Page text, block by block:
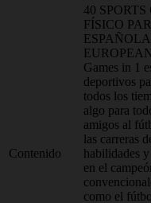
Contenido
40
FÍSICO
Games in 1
deportivos
todos los
algo para
amigos al
las carreras
habilidades
en el
como el